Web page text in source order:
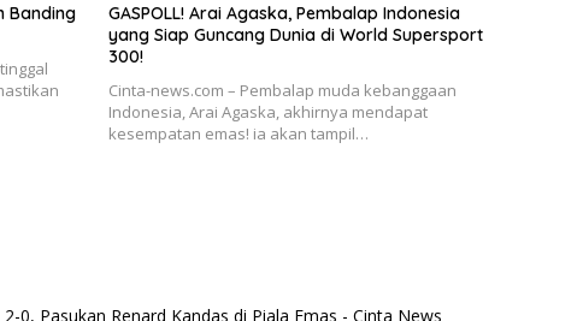
Banding
GASPOLL! Arai Agaska, Pembalap Indonesia
yang Siap Guncang Dunia di World Supersport
300!
Cinta-news.com – Pembalap muda kebanggaan
Indonesia, Arai Agaska, akhirnya mendapat
kesempatan emas! ia akan tampil…
0, Pasukan Renard Kandas di Piala Emas - Cinta News